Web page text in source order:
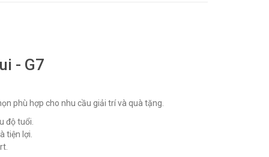
- G7
phù hợp cho nhu cầu giải trí và quà tặng.
độ tuổi.
tiện lợi.